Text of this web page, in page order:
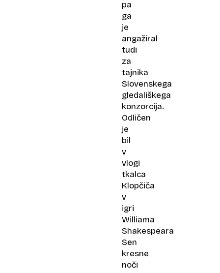
pa
ga
je
angažiral
tudi
za
tajnika
Slovenskega
gledališkega
konzorcija.
Odličen
je
bil
v
vlogi
tkalca
Klopčiča
v
igri
Williama
Shakespeara
Sen
kresne
noči